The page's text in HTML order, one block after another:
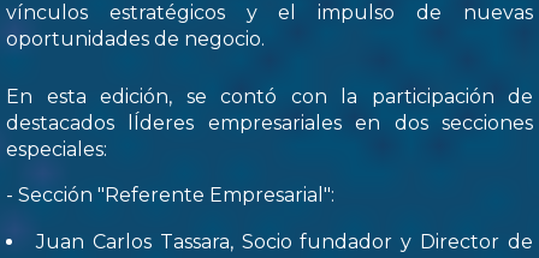
vínculos estratégicos y el impulso de nuevas
oportunidades de negocio.
En esta edición, se contó con la participación de
destacados lÍderes empresariales en dos secciones
especiales:
- Sección "Referente Empresarial":
Juan Carlos Tassara, Socio fundador y Director de